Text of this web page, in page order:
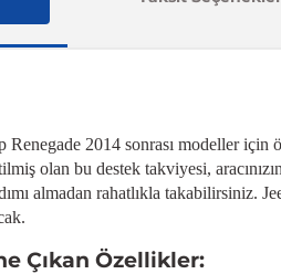
Renegade 2014 sonrası modeller için
olan bu destek takviyesi,
almadan rahatlıkla takabilirsiniz.
Çıkan Özellikler: